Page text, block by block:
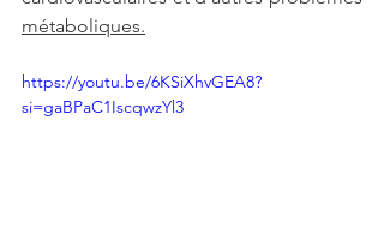
métaboliques.
https://youtu.be/6KSiXhvGEA8?
si=gaBPaC1IscqwzYl3